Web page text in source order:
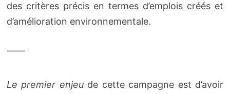
des critères précis en termes d’emplois créés et
d’amélioration environnementale.
——
Le premier enjeude cette campagne est d’avoir